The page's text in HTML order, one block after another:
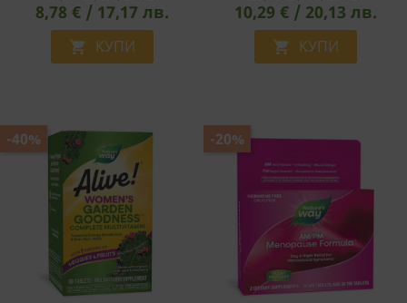
8,78 € / 17,17 лв.
 КУПИ
10,29 € / 20,13 лв.
 КУПИ
-40% -20%